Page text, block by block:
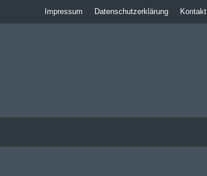
Impressum Datenschutzerklärung Kontakt